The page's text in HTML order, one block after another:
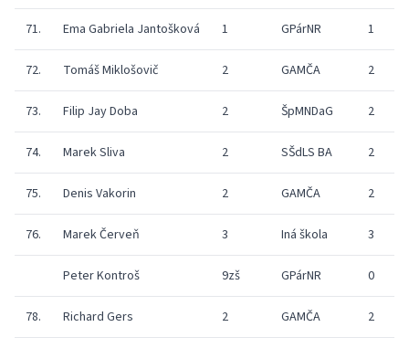
71. Ema Gabriela Jantošková 1 GPárNR 1
72. Tomáš Miklošovič 2 GAMČA 2
73. Filip Jay Doba 2 ŠpMNDaG 2
74. Marek Sliva 2 SŠdLS BA 2
75. Denis Vakorin 2 GAMČA 2
76. Marek Červeň 3 Iná škola 3
Peter Kontroš 9zš GPárNR 0
78. Richard Gers 2 GAMČA 2